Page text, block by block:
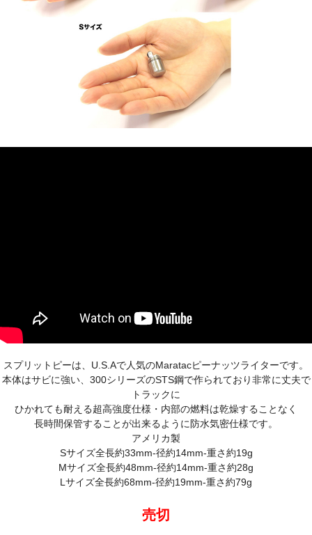
スプリットピーは、U.S.Aで人気のMaratacピーナッツライターです。
本体はサビに強い、300シリーズのSTS鋼で作られており非常に丈夫で
トラックに
ひかれても耐える超高強度仕様・内部の燃料は乾燥することなく
長時間保管することが出来るように防水気密仕様です。
アメリカ製
Sサイズ全長約33mm-径約14mm-重さ約19g
Mサイズ全長約48mm-径約14mm-重さ約28g
Lサイズ全長約68mm-径約19mm-重さ約79g
売切